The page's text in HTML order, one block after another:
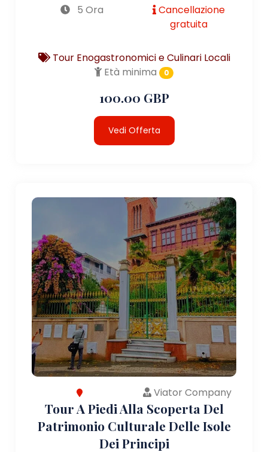
5 Ora
Cancellazione
gratuita
Tour Enogastronomici e Culinari Locali
Età minima
0
100.00 GBP
Vedi Offerta
Viator Company
Tour A Piedi Alla Scoperta Del
Patrimonio Culturale Delle Isole
Dei Principi